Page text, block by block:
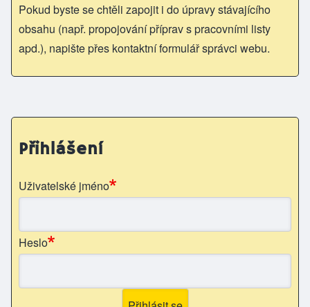
Pokud byste se chtěli zapojit i do úpravy stávajícího
obsahu (např. propojování příprav s pracovními listy
apd.), napište přes kontaktní formulář správci webu.
Přihlášení
Uživatelské jméno
Heslo